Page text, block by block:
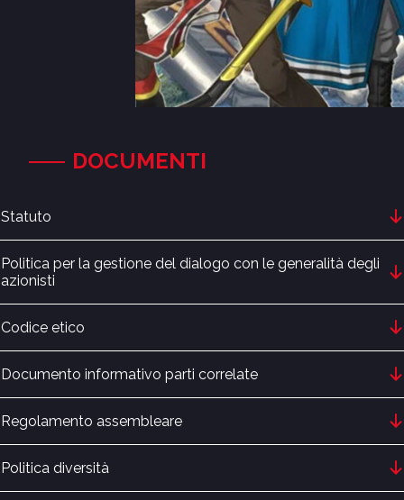
DOCUMENTI
Statuto
Politica per la gestione del dialogo con le generalità degli
azionisti
Codice etico
Documento informativo parti correlate
Regolamento assembleare
Politica diversità